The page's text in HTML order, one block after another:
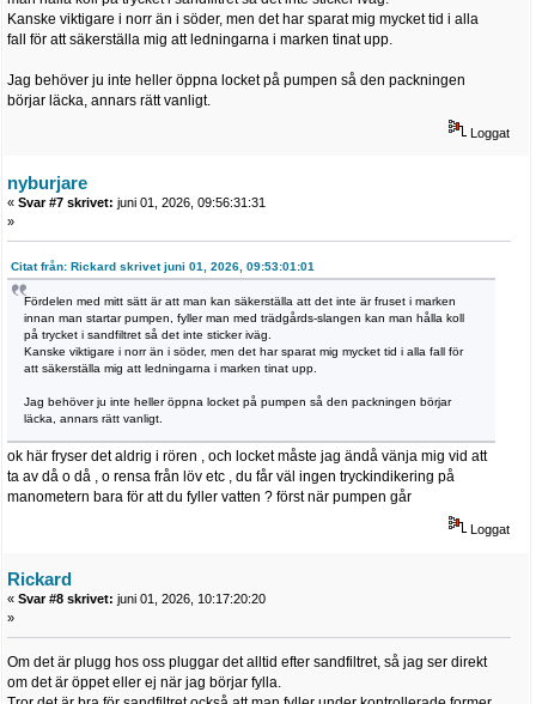
Kanske viktigare i norr än i söder, men det har sparat mig mycket tid i alla
fall för att säkerställa mig att ledningarna i marken tinat upp.
Jag behöver ju inte heller öppna locket på pumpen så den packningen
börjar läcka, annars rätt vanligt.
Loggat
nyburjare
« Svar #7 skrivet: juni 01, 2026, 09:56:31:31
»
Citat från: Rickard skrivet juni 01, 2026, 09:53:01:01
Fördelen med mitt sätt är att man kan säkerställa att det inte är fruset i marken
innan man startar pumpen, fyller man med trädgårds-slangen kan man hålla koll
på trycket i sandfiltret så det inte sticker iväg.
Kanske viktigare i norr än i söder, men det har sparat mig mycket tid i alla fall för
att säkerställa mig att ledningarna i marken tinat upp.
Jag behöver ju inte heller öppna locket på pumpen så den packningen börjar
läcka, annars rätt vanligt.
ok här fryser det aldrig i rören , och locket måste jag ändå vänja mig vid att
ta av då o då , o rensa från löv etc , du får väl ingen tryckindikering på
manometern bara för att du fyller vatten ? först när pumpen går
Loggat
Rickard
« Svar #8 skrivet: juni 01, 2026, 10:17:20:20
»
Om det är plugg hos oss pluggar det alltid efter sandfiltret, så jag ser direkt
om det är öppet eller ej när jag börjar fylla.